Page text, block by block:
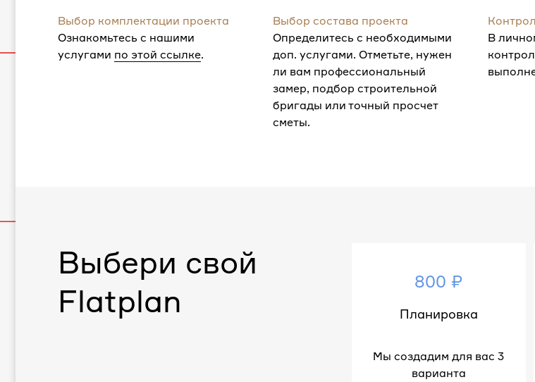
Выбор комплектации проекта
Ознакомьтесь с нашими
услугами по этой ссылке.
Выбор состава проекта
Определитесь с необходимыми
доп. услугами. Отметьте, нужен
ли вам профессиональный
замер, подбор строительной
бригады или точный просчет
сметы.
В
Выбери свой
Flatplan
800 ₽
Планировка
Мы создадим для вас 3
варианта